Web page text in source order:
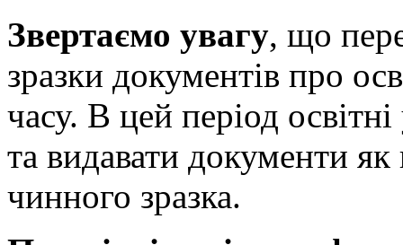
Звертаємо увагу, що
зразки документів про
часу. В цей період
та видавати документи
чинного зразка.